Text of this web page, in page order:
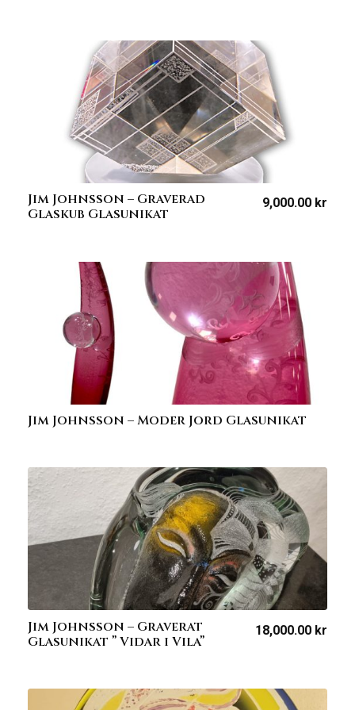
Jim Johnsson – Graverad
Glaskub Glasunikat
9,000.00 kr
Jim Johnsson – Moder Jord Glasunikat
Jim Johnsson – Graverat
Glasunikat ” Vidar i Vila”
18,000.00 kr